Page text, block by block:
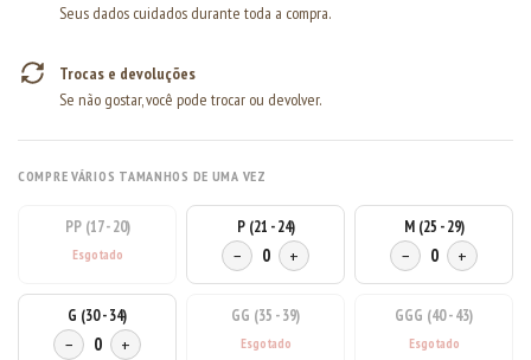
Seus dados cuidados durante toda a compra.
Trocas e devoluções
Se não gostar, você pode trocar ou devolver.
COMPRE VÁRIOS TAMANHOS DE UMA VEZ
PP (17 - 20) P (21 - 24)
− 0 +
M (25 - 29)
− 0 +
G (30 - 34)
− 0 +
GG (35 - 39) GGG (40 - 43)